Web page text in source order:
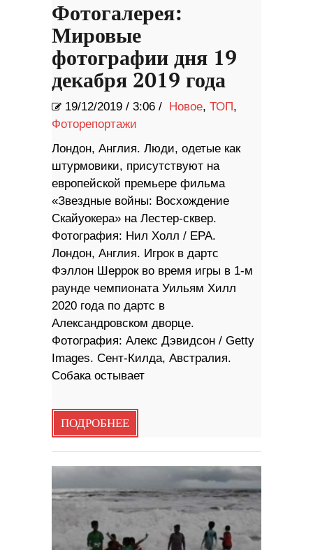
Фотогалерея:
Мировые
фотографии дня 19
декабря 2019 года
19/12/2019 / 3:06 / Новое, ТОП,
Фоторепортажи
Лондон, Англия. Люди, одетые как
штурмовики, присутствуют на
европейской премьере фильма
«Звездные войны: Восхождение
Скайуокера» на Лестер-сквер.
Фотография: Нил Холл / EPA.
Лондон, Англия. Игрок в дартс
Фэллон Шеррок во время игры в 1-м
раунде чемпионата Уильям Хилл
2020 года по дартс в
Александровском дворце.
Фотография: Алекс Дэвидсон / Getty
Images. Сент-Килда, Австралия.
Собака остывает
ПОДРОБНЕЕ